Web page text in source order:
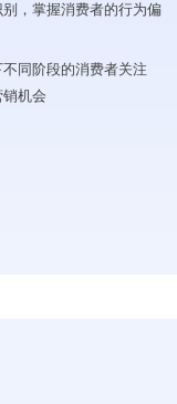
，掌握消费者的行为偏
同阶段的消费者关注
机会